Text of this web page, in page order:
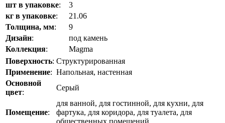
шт в упаковке:
3
кг в упаковке:
21.06
Толщина, мм:
9
Дизайн:
под камень
Коллекция:
Magma
Поверхность: Структурированная
Применение: Напольная, настенная
Основной
цвет:
Серый
Помещение:
для ванной, для гостинной, для кухни, для
фартука, для коридора, для туалета, для